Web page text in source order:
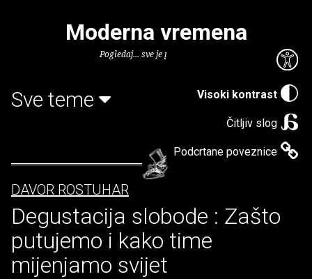
Visoki kontrast
Čitljiv slog
Podcrtane poveznice
Moderna vremena
Pogledaj... sve je puno knjiga.
Sve teme
DAVOR ROSTUHAR
Degustacija slobode : Zašto
putujemo i kako time
mijenjamo svijet